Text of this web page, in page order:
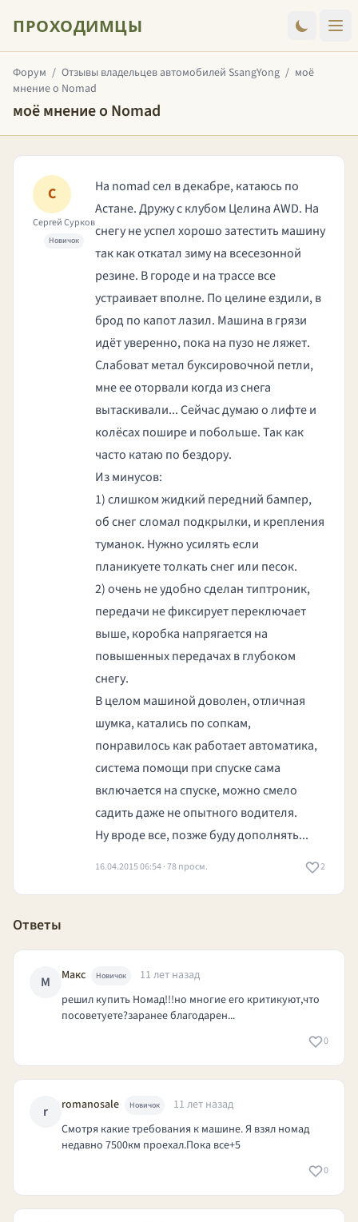
ПРОХОДИМЦЫ
Форум / Отзывы владельцев автомобилей SsangYong / моё
мнение о Nomad
моё мнение о Nomad
С
Сергей Сурков
Новичок
На nomad сел в декабре, катаюсь по
Астане. Дружу с клубом Целина AWD. На
снегу не успел хорошо затестить машину
так как откатал зиму на всесезонной
резине. В городе и на трассе все
устраивает вполне. По целине ездили, в
брод по капот лазил. Машина в грязи
идёт уверенно, пока на пузо не ляжет.
Слабоват метал буксировочной петли,
мне ее оторвали когда из снега
вытаскивали... Сейчас думаю о лифте и
колёсах пошире и побольше. Так как
часто катаю по бездору.
Из минусов:
1) слишком жидкий передний бампер,
об снег сломал подкрылки, и крепления
туманок. Нужно усилять если
планикуете толкать снег или песок.
2) очень не удобно сделан типтроник,
передачи не фиксирует переключает
выше, коробка напрягается на
повышенных передачах в глубоком
снегу.
В целом машиной доволен, отличная
шумка, катались по сопкам,
понравилось как работает автоматика,
система помощи при спуске сама
включается на спуске, можно смело
садить даже не опытного водителя.
Ну вроде все, позже буду дополнять...
16.04.2015 06:54 · 78 просм. 2
Ответы
М Макс Новичок
11 лет назад
решил купить Номад!!!но многие его критикуют,что
посоветуете?заранее благодарен...
0
r romanosale Новичок
11 лет назад
Смотря какие требования к машине. Я взял номад
недавно 7500км проехал.Пока все+5
0